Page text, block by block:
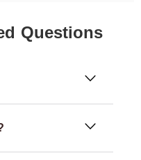
Questions